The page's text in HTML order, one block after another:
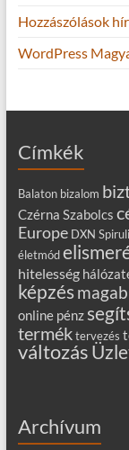
Hozzászólások
WordPress
Címkék
Balaton bizalom
Czérna Szabolcs
Europe DXN
életmód
hitelesség
képzés
online pénz
termék tervezés
változás
Archívum